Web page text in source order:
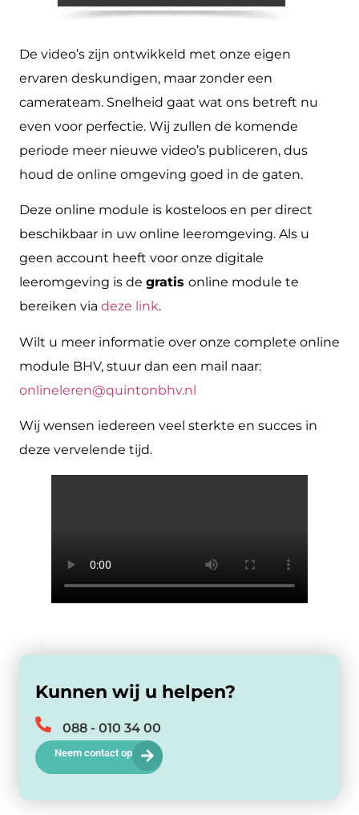
De video’s zijn ontwikkeld met onze eigen
ervaren deskundigen, maar zonder een
camerateam. Snelheid gaat wat ons betreft nu
even voor perfectie. Wij zullen de komende
periode meer nieuwe video’s publiceren, dus
houd de online omgeving goed in de gaten.
Deze online module is kosteloos en per direct
beschikbaar in uw online leeromgeving. Als u
geen account heeft voor onze digitale
leeromgeving is de gratis online module te
bereiken via deze link.
Wilt u meer informatie over onze complete online
module BHV, stuur dan een mail naar:
onlineleren@quintonbhv.nl
Wij wensen iedereen veel sterkte en succes in
deze vervelende tijd.
Kunnen wij u helpen?
088 - 010 34 00
Neem contact op